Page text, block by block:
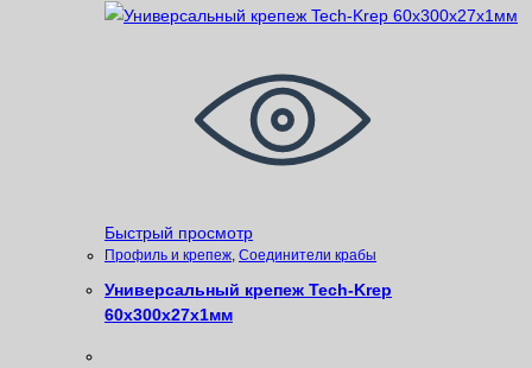
Быстрый просмотр
Профиль и крепеж Соединители крабы
Универсальный крепеж Tech-Krep
60х300х27х1мм